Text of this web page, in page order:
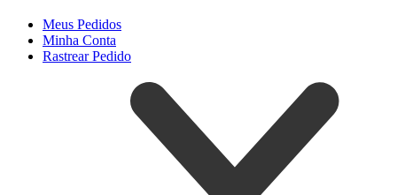
Meus Pedidos
Minha Conta
Rastrear Pedido